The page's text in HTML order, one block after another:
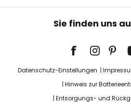
Sie finden uns
Datenschutz-Einstellungen
Hinweis zur
Entsorgungs- und